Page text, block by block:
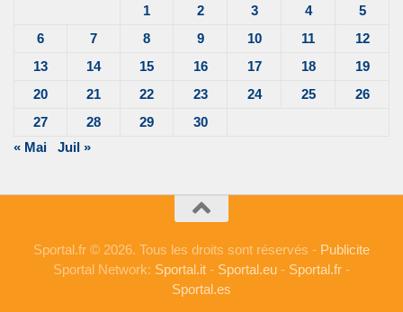
1
2 3 4
5
6
7 8 9 10 11
12
13
14 15 16 17 18
19
20
21 22 23 24 25
26
27
28 29
30
« Mai
Juil »
Sportal.fr © 2026. Tous les droits sont réservés - Publicite
Sportal Network: Sportal.it - Sportal.eu - Sportal.fr -
Sportal.es